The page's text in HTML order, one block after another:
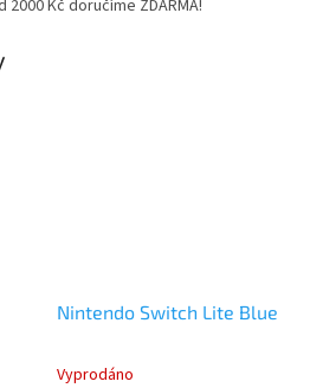
Kč doručíme ZDARMA!
Nintendo Switch Lite Blue
Vyprodáno